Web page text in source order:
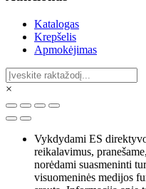
Katalogas
Krepšelis
Apmokėjimas
×
Vykdydami ES
reikalavimus,
norėdami suasmeninti
visuomeninės medijos